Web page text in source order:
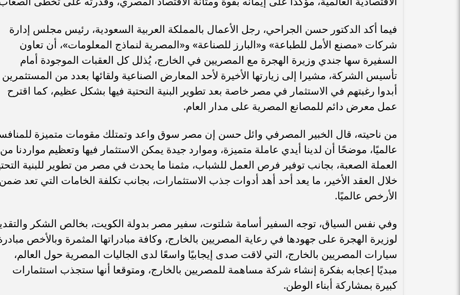
فيما أكد الدكتور حسن الجراحي، رجل الأعمال بالمملكة العربية السعودية، رئيس مجلس إدارة
شركات «مصنع الأمل للطباعة» و«البارز للصناعة» و«المصرية لنماذج المعلومات»، أن تعاون
السفيرة سها جندي وزيرة الهجرة مع المصريين في الخارج، يُذلل كل العقبات الموجودة أمام
تأسيس الشركة، مشيرا إلى زيارتها الأخيرة لأحد المعارض الصناعية ولقائها بعدد من المستثمرين
أبدوا رغبتهم في الاستثمار في مصر خاصة بعد تطوير البنية التحتية فيها بشكل عظيم، كما اقترح
عمل معرض دائم للمصانع المصرية على مدار العام.
من ناحيته، قال الخبير المصرفي وائل حسن إن مصر سوق واعد وتمتلك مقومات متميزة
عالميًا، موضحًا أن لدينا أيدي عاملة متميزة، وموارد جيدة يمكن الاستثمار فيها وتعظيم مواردنا من
العملة الصعبة، بجانب توفير فرص العمل للشباب، مثمنا ما يحدث في مصر من تطوير للبنية
خلال العقد الأخير، ما يعد أحد أهد أدوات جذب الاستثمارات، بجانب تكلفة الخامات التي تعد ضمن
الأرخص عالميًا.
وفي نفس السياق، توجه السفير أسامة شلتوت، سفير مصر بدولة الكويت، بخالص الشكر
لوزيرة الهجرة على جهودها في رعاية المصريين بالخارج، وكافة مبادراتها المثمرة وبالأخص
سيارات المصريين بالخارج، التي لاقت صدى إيجابيًا واسعًا لدى الجاليات المصرية حول العالم،
مبديًا إعجابه بفكرة إنشاء شركة مساهمة للمصريين بالخارج، ومتوقعا أنها ستجذب استثمارات
كبيرة بمشاركة أبناء الوطن.